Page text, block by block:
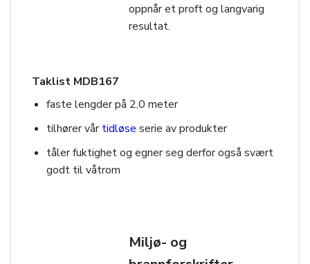
oppnår et proft og langvarig
resultat.
Taklist MDB167
faste lengder på 2,0 meter
tilhører vårtidløse serie av produkter
tåler fuktighet og egner seg derfor også svært
godt til våtrom
Miljø- og